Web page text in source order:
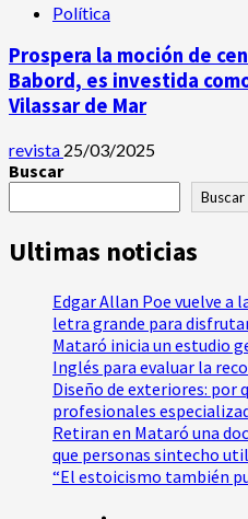
Política
Prospera la moción de
Babord, es investida
Vilassar de Mar
revista 25/03/2025
Buscar
Buscar
Ultimas noticias
Edgar Allan Poe vuelve a
letra grande para
Mataró inicia un estudio
Inglés para evaluar la
Diseño de exteriores: por
profesionales
Retiran en Mataró una
que personas sintecho
“El estoicismo también